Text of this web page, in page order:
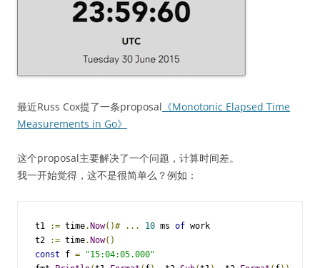
最近Russ Cox提了一条proposal 《Monotonic Elapsed Time
Measurements in Go》
这个proposal主要解决了一个问题，计算时间差。
我一开始觉得，这不是很简单么？例如：
t1 := time. Now()# ... 10 ms of work
t2
:= time. Now()
const f =
"15:04:05.000"